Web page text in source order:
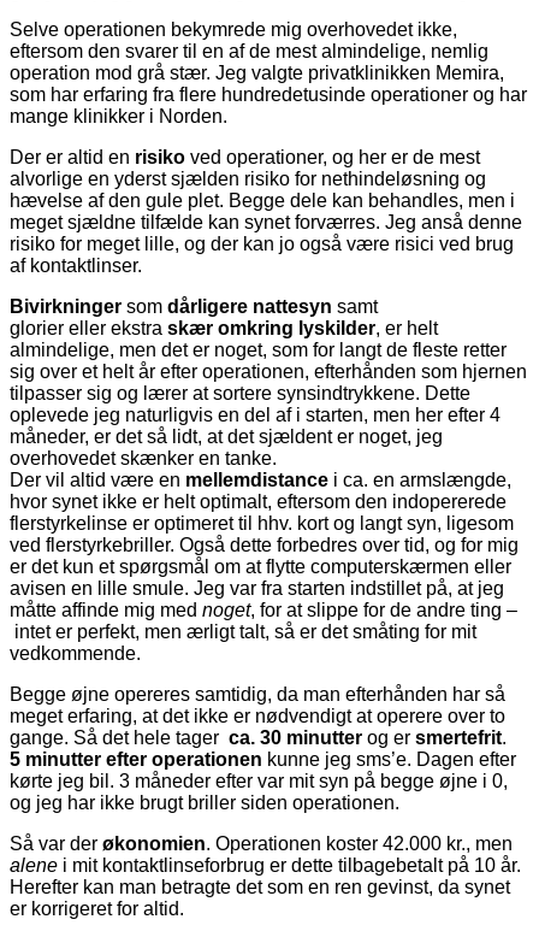
Selve operationen bekymrede mig overhovedet ikke,
eftersom den svarer til en af de mest almindelige, nemlig
operation mod grå stær. Jeg valgte privatklinikken Memira,
som har erfaring fra flere hundredetusinde operationer og har
mange klinikker i Norden.
Der er altid en risiko ved operationer, og her er de mest
alvorlige en yderst sjælden risiko for nethindeløsning og
hævelse af den gule plet. Begge dele kan behandles, men i
meget sjældne tilfælde kan synet forværres. Jeg anså denne
risiko for meget lille, og der kan jo også være risici ved brug
af kontaktlinser.
Bivirkninger som dårligere nattesyn samt
glorier eller ekstra skær omkring lyskilder, er helt
almindelige, men det er noget, som for langt de fleste retter
sig over et helt år efter operationen, efterhånden som hjernen
tilpasser sig og lærer at sortere synsindtrykkene. Dette
oplevede jeg naturligvis en del af i starten, men her efter 4
måneder, er det så lidt, at det sjældent er noget, jeg
overhovedet skænker en tanke.
Der vil altid være en mellemdistance i ca. en armslængde,
hvor synet ikke er helt optimalt, eftersom den indopererede
flerstyrkelinse er optimeret til hhv. kort og langt syn, ligesom
ved flerstyrkebriller. Også dette forbedres over tid, og for mig
er det kun et spørgsmål om at flytte computerskærmen eller
avisen en lille smule. Jeg var fra starten indstillet på, at jeg
måtte affinde mig med noget, for at slippe for de andre ting –
intet er perfekt, men ærligt talt, så er det småting for mit
vedkommende.
Begge øjne opereres samtidig, da man efterhånden har så
meget erfaring, at det ikke er nødvendigt at operere over to
gange. Så det hele tager ca. 30 minutter og er smertefrit.
5 minutter efter operationen kunne jeg sms’e. Dagen efter
kørte jeg bil. 3 måneder efter var mit syn på begge øjne i 0,
og jeg har ikke brugt briller siden operationen.
Så var der økonomien. Operationen koster 42.000 kr., men
alene i mit kontaktlinseforbrug er dette tilbagebetalt på 10 år.
Herefter kan man betragte det som en ren gevinst, da synet
er korrigeret for altid.